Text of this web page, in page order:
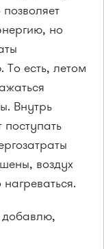
но
То есть, летом
Внутрь
воздух